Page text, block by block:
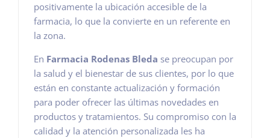
positivamente la ubicación accesible de la
farmacia, lo que la convierte en un referente en
la zona.
En Farmacia Rodenas Bleda se preocupan por
la salud y el bienestar de sus clientes, por lo que
están en constante actualización y formación
para poder ofrecer las últimas novedades en
productos y tratamientos. Su compromiso con la
calidad y la atención personalizada les ha